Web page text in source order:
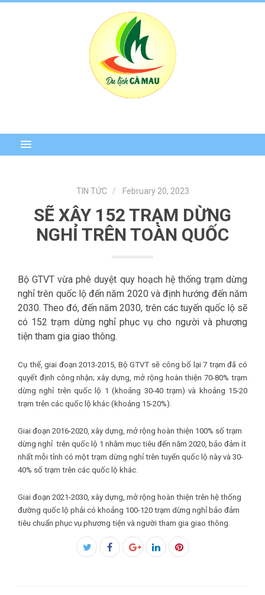
TIN TỨC February 20, 2023
SẼ XÂY 152 TRẠM DỪNG
NGHỈ TRÊN TOÀN QUỐC
Bộ GTVT vừa phê duyệt quy hoạch hệ thống trạm dừng
nghỉ trên quốc lộ đến năm 2020 và định hướng đến năm
2030. Theo đó, đến năm 2030, trên các tuyến quốc lộ sẽ
có 152 trạm dừng nghỉ phục vụ cho người và phương
tiện tham gia giao thông.
Cụ thể, giai đoạn 2013-2015, Bộ GTVT sẽ công bố lại 7 trạm đã có
quyết định công nhận; xây dựng, mở rộng hoàn thiện 70-80% trạm
dừng nghỉ trên quốc lộ 1 (khoảng 30-40 trạm) và khoảng 15-20
trạm trên các quốc lộ khác (khoảng 15-20%).
Giai đoạn 2016-2020, xây dựng, mở rộng hoàn thiện 100% số trạm
dừng nghỉ trên quốc lộ 1 nhằm mục tiêu đến năm 2020, bảo đảm ít
nhất mỗi tỉnh có một trạm dừng nghỉ trên tuyến quốc lộ này và 30-
40% số trạm trên các quốc lộ khác.
Giai đoạn 2021-2030, xây dựng, mở rộng hoàn thiện trên hệ thống
đường quốc lộ phải có khoảng 100-120 trạm dừng nghỉ bảo đảm
tiêu chuẩn phục vụ phương tiện và người tham gia giao thông.
Facebook